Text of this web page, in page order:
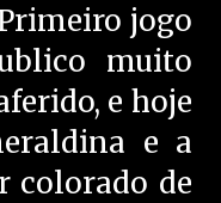
jogo
muito
e hoje
e a
colorado de